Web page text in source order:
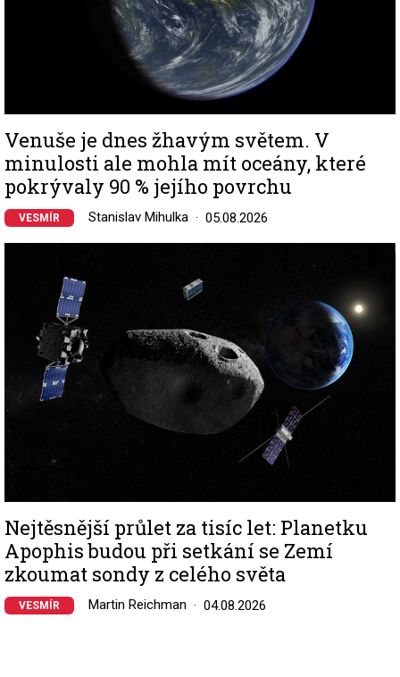
Venuše je dnes žhavým světem. V
minulosti ale mohla mít oceány, které
pokrývaly 90 % jejího povrchu
VESMÍR Stanislav Mihulka 05.08.2026
Nejtěsnější průlet za tisíc let: Planetku
Apophis budou při setkání se Zemí
zkoumat sondy z celého světa
VESMÍR Martin Reichman 04.08.2026